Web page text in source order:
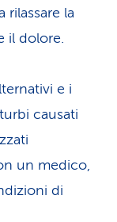
rilassare la
il dolore.
e i
causati
un medico,
di